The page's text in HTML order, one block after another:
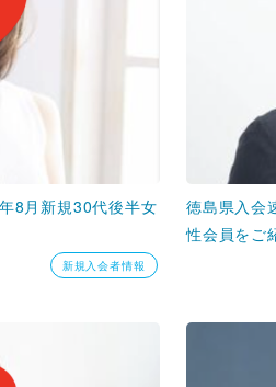
8月新規30代後半女
新規入会者情報
徳島県入会
性会員をご